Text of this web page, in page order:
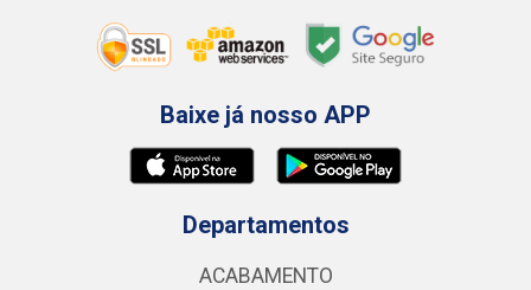
Baixe já nosso APP
Departamentos
ACABAMENTO